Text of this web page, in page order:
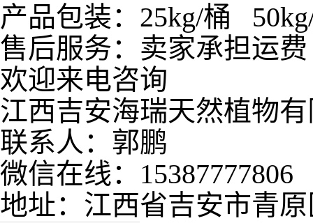
产品包装：25kg/桶
售后服务：卖家承担运
欢迎来电咨询
江西吉安海瑞天然植物
联系人：郭鹏
微信在线：15387777806
地址：江西省吉安市青